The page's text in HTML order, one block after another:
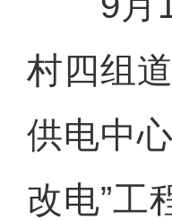
村四组
供电中
改电”工